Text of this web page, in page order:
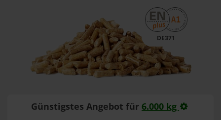
DE371
Günstigstes Angebot für 6.000 kg